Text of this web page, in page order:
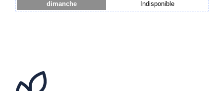
dimanche
Indisponible